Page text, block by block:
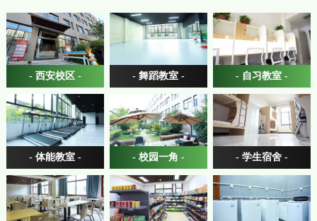
- 西安校区 - - 舞蹈教室 - - 自习教室 -
- 体能教室 - - 校园一角 - - 学生宿舍 -